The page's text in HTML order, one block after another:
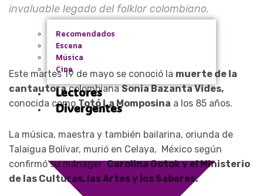
Recomendados
Escena
Música
Cine
Lectores
Divergentes
invaluable legado del folklor colombiano.
Este martes 19 de mayo se conoció la muerte de la
cantautoracolombianaSonia Bazanta Vides,
conocida comoTotó La Momposina a los 85 años.
La música, maestra y también bailarina, oriunda de
Talaigua Bolívar, murió en Celaya, México según
confirmó su mánagerCarolina Gotok y el Ministerio
de las Culturas, las Artes y los Saberes.